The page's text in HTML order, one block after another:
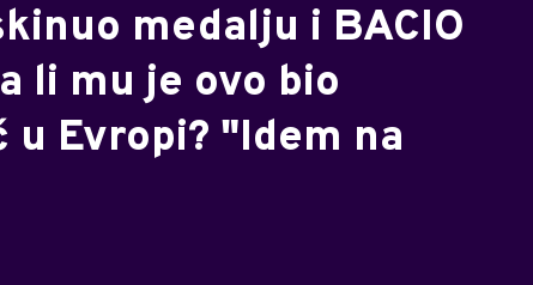
medalju i BACIO
li mu je ovo bio
u Evropi? "Idem na